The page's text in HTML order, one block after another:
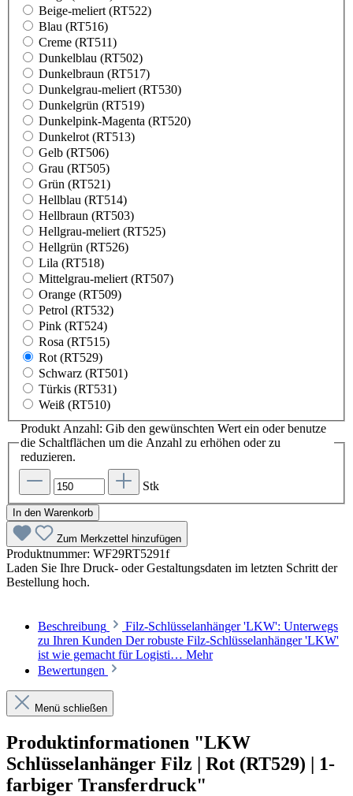
Beige-meliert (RT522)
Blau (RT516)
Creme (RT511)
Dunkelblau (RT502)
Dunkelbraun (RT517)
Dunkelgrau-meliert (RT530)
Dunkelgrün (RT519)
Dunkelpink-Magenta (RT520)
Dunkelrot (RT513)
Gelb (RT506)
Grau (RT505)
Grün (RT521)
Hellblau (RT514)
Hellbraun (RT503)
Hellgrau-meliert (RT525)
Hellgrün (RT526)
Lila (RT518)
Mittelgrau-meliert (RT507)
Orange (RT509)
Petrol (RT532)
Pink (RT524)
Rosa (RT515)
Rot (RT529)
Schwarz (RT501)
Türkis (RT531)
Weiß (RT510)
Produkt Anzahl: Gib den gewünschten Wert ein oder benutze
die Schaltflächen um die Anzahl zu erhöhen oder zu
reduzieren.
Stk
In den Warenkorb
Zum Merkzettel hinzufügen
Produktnummer: WF29RT5291f
Laden Sie Ihre Druck- oder Gestaltungsdaten im letzten Schritt der
Bestellung hoch.
Beschreibung
Filz-Schlüsselanhänger 'LKW': Unterwegs
zu Ihren Kunden Der robuste Filz-Schlüsselanhänger 'LKW'
ist wie gemacht für Logisti… Mehr
Bewertungen
Menü schließen
Produktinformationen "LKW
Schlüsselanhänger Filz | Rot (RT529) | 1-
farbiger Transferdruck"